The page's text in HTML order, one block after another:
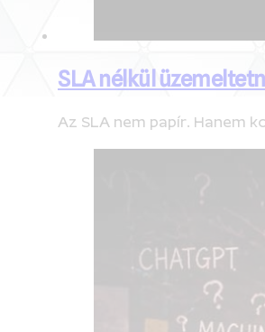
SLA nélkül
Az SLA nem papír. Hanem